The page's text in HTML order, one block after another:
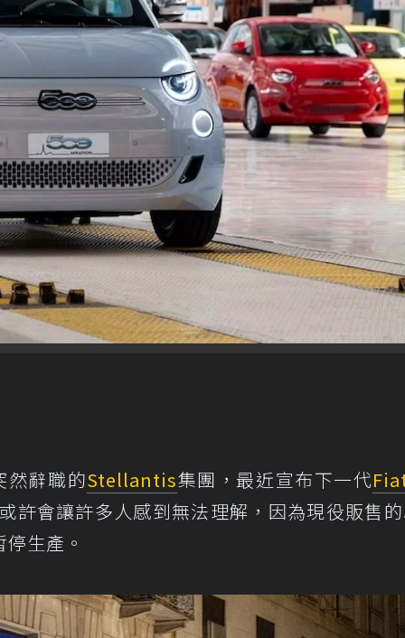
然辭職的Stellantis集團，最近宣布下一代
許會讓許多人感到無法理解，因為現役販售
生產。